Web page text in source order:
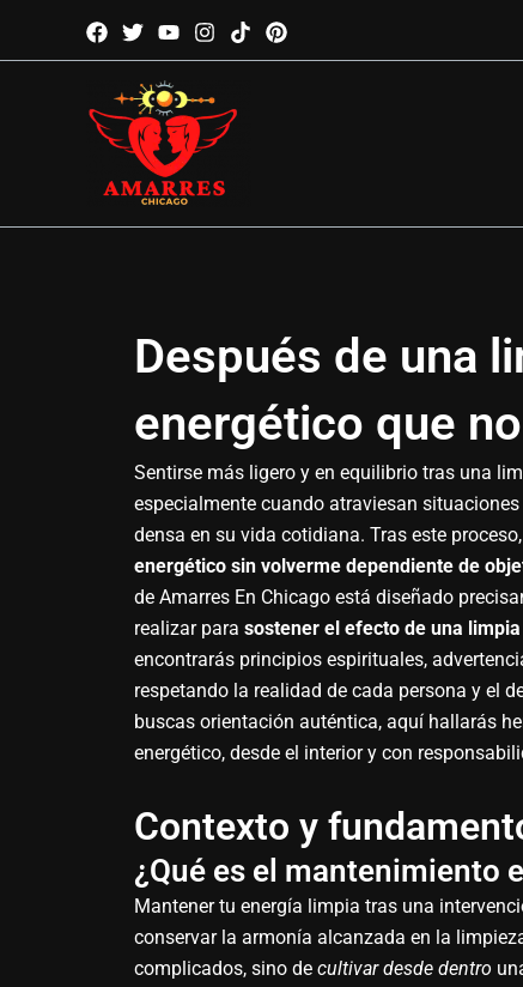
Después de una
energético que
Sentirse más ligero y en equilibrio tras una
especialmente cuando atraviesan
densa en su vida cotidiana. Tras este
energético sin volverme dependiente de
de Amarres En Chicago está diseñado
realizar para sostener el efecto de una
encontrarás principios espirituales,
respetando la realidad de cada persona y el
buscas orientación auténtica, aquí hallarás
energético, desde el interior y con
Contexto y
¿Qué es el mantenimiento
Mantener tu energía limpia tras una
conservar la armonía alcanzada en la
complicados, sino de cultivar desde dentro